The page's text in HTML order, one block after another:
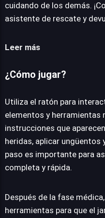
cuidando de los demás.
asistente de rescate y
Leer más
¿Cómo jugar?
Utiliza el ratón para
elementos y herramientas
instrucciones que
heridas, aplicar ungüentos
paso es importante para
completa y rápida.
Después de la fase
herramientas para que el